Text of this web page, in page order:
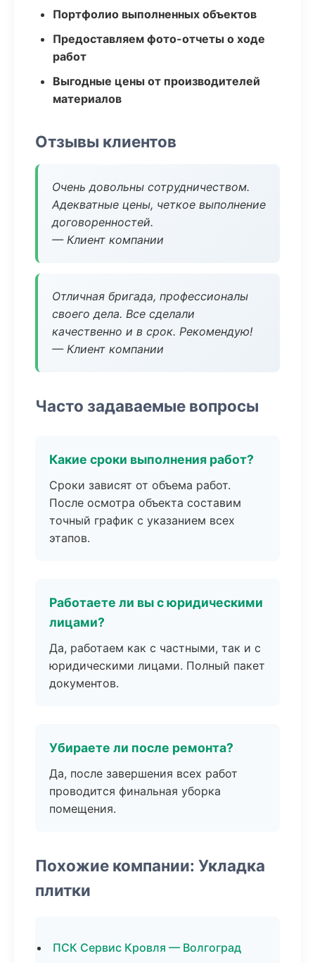
Портфолио выполненных объектов
Предоставляем фото-отчеты о ходе
работ
Выгодные цены от производителей
материалов
Отзывы клиентов
Очень довольны сотрудничеством.
Адекватные цены, четкое выполнение
договоренностей.
— Клиент компании
Отличная бригада, профессионалы
своего дела. Все сделали
качественно и в срок. Рекомендую!
— Клиент компании
Часто задаваемые вопросы
Какие сроки выполнения работ?
Сроки зависят от объема работ.
После осмотра объекта составим
точный график с указанием всех
этапов.
Работаете ли вы с юридическими
лицами?
Да, работаем как с частными, так и с
юридическими лицами. Полный пакет
документов.
Убираете ли после ремонта?
Да, после завершения всех работ
проводится финальная уборка
помещения.
Похожие компании: Укладка
плитки
ПСК Сервис Кровля — Волгоград